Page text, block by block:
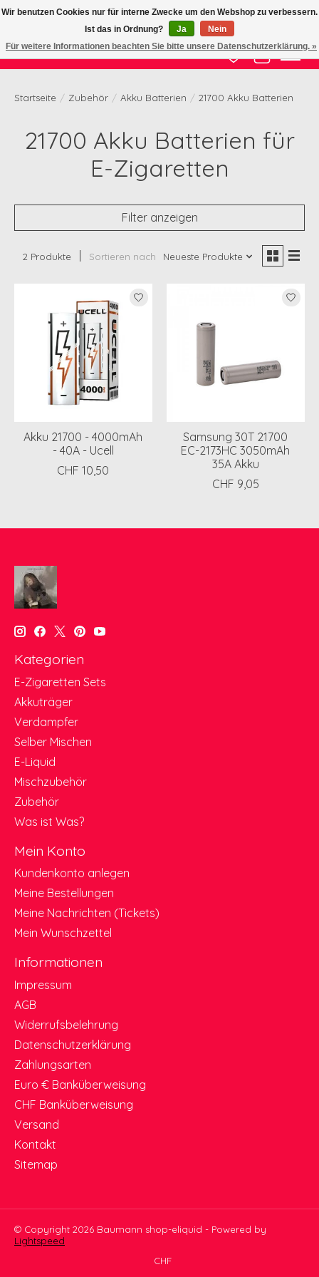
Zertifizierte Qualität zu fairem Preis
Wunschzettel
Ihr
Startseite / Zubehör / Akku Batterien / 21700 Akku Batterien
21700 Akku Batterien für
E-Zigaretten
Filter anzeigen
2 Produkte Sortieren nach Neueste Produkte
Akku 21700 - 4000mAh
- 40A - Ucell
CHF 10,50
Samsung 30T 21700
EC-2173HC 3050mAh
35A Akku
CHF 9,05
Kategorien
E-Zigaretten Sets
Akkuträger
Verdampfer
Selber Mischen
E-Liquid
Mischzubehör
Zubehör
Was ist Was?
Mein Konto
Kundenkonto anlegen
Meine Bestellungen
Meine Nachrichten (Tickets)
Mein Wunschzettel
Informationen
Impressum
AGB
Widerrufsbelehrung
Datenschutzerklärung
Zahlungsarten
Euro € Banküberweisung
CHF Banküberweisung
Versand
Kontakt
Sitemap
© Copyright 2026 Baumann shop-eliquid - Powered by
Lightspeed
CHF
Wir benutzen Cookies nur für interne Zwecke um den Webshop zu verbessern.
Ist das in Ordnung?
Ja
Nein
Für weitere Informationen beachten Sie bitte unsere Datenschutzerklärung. »